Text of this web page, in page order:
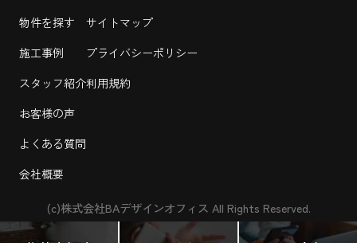
物件を探す
施工事例
スタッフ紹介
お客様の声
よくある質問
会社概要
サイトマップ
プライバシーポリシー
利用規約
(c)株式会社BAデザインオフィス All Rights Reserved.